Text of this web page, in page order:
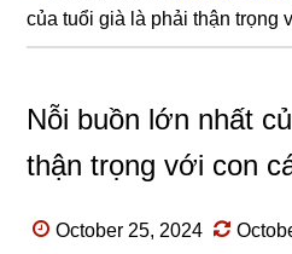
của tuổi già là phải thận trọng
Nỗi buồn lớn nhất
thận trọng với con
October 25, 2024